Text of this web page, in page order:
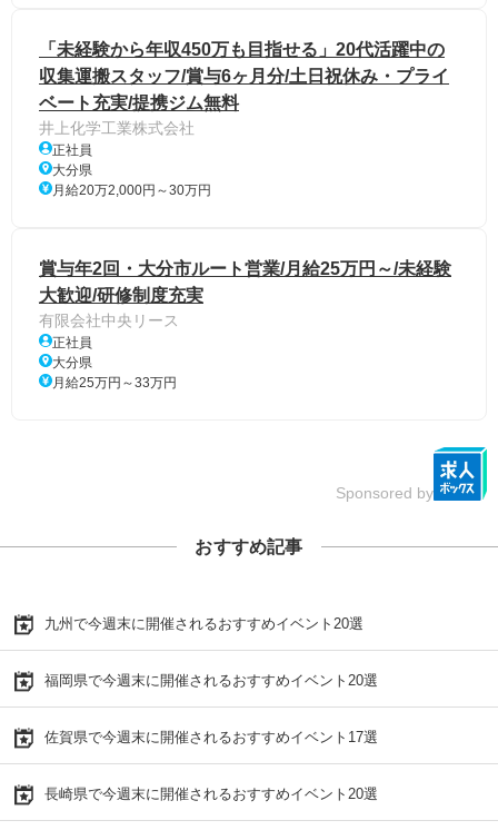
「未経験から年収450万も目指せる」20代活躍中の
収集運搬スタッフ/賞与6ヶ月分/土日祝休み・プライ
ベート充実/提携ジム無料
井上化学工業株式会社
正社員
大分県
月給20万2,000円～30万円
賞与年2回・大分市ルート営業/月給25万円～/未経験
大歓迎/研修制度充実
有限会社中央リース
正社員
大分県
月給25万円～33万円
Sponsored by
おすすめ記事
九州で今週末に開催されるおすすめイベント20選
福岡県で今週末に開催されるおすすめイベント20選
佐賀県で今週末に開催されるおすすめイベント17選
長崎県で今週末に開催されるおすすめイベント20選